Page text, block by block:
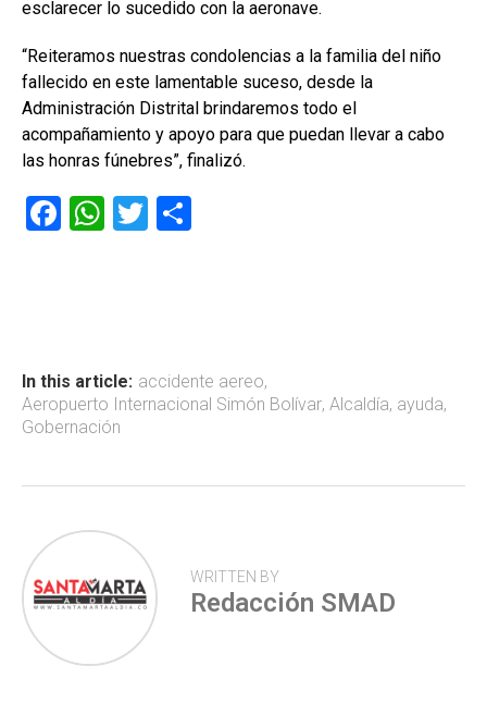
esclarecer lo sucedido con la aeronave.
“Reiteramos nuestras condolencias a la familia del niño
fallecido en este lamentable suceso, desde la
Administración Distrital brindaremos todo el
acompañamiento y apoyo para que puedan llevar a cabo
las honras fúnebres”, finalizó.
F
ok
W
p
p
T
tir
In this article: accidente aereo,
Aeropuerto Internacional Simón Bolívar, Alcaldía, ayuda,
Gobernación
WRITTEN BY
Redacción SMAD